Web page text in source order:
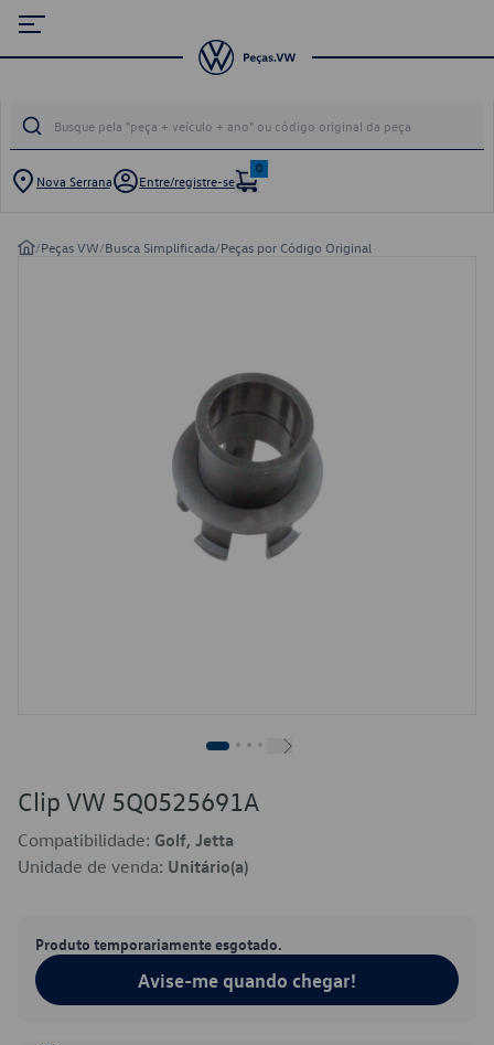
Nova Serrana Entre/registre-se
0
/Peças VW/Busca Simplificada/Peças por Código Original
Clip VW 5Q0525691A
Compatibilidade: Golf, Jetta
Unidade de venda: Unitário(a)
Produto temporariamente esgotado.
Avise-me quando chegar!